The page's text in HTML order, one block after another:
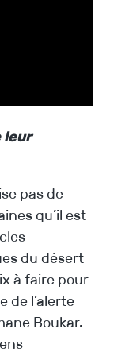
leur
pas de
qu’il est
du désert
à faire pour
de l’alerte
Boukar.